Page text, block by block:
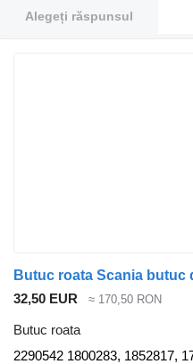
Alegeți răspunsul
32,50 EUR ≈ 170,50 RON
Butuc roata
2290542 1800283, 1852817,